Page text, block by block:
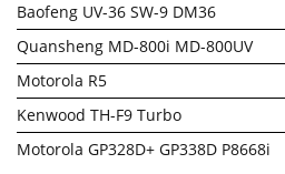
Baofeng UV-36 SW-9 DM36
Quansheng MD-800i MD-800UV
Motorola R5
Kenwood TH-F9 Turbo
Motorola GP328D+ GP338D P8668i